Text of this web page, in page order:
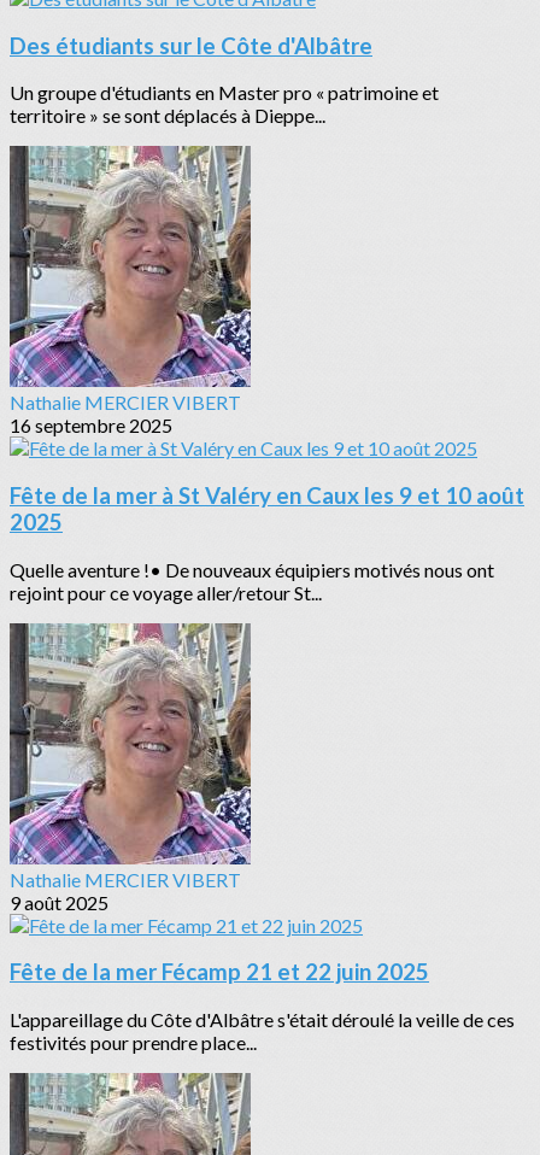
Des étudiants sur le Côte d'Albâtre
Un groupe d'étudiants en Master pro « patrimoine et
territoire » se sont déplacés à Dieppe...
Nathalie MERCIER VIBERT
16 septembre 2025
Fête de la mer à St Valéry en Caux les 9 et 10 août
2025
Quelle aventure !• De nouveaux équipiers motivés nous ont
rejoint pour ce voyage aller/retour St...
Nathalie MERCIER VIBERT
9 août 2025
Fête de la mer Fécamp 21 et 22 juin 2025
L'appareillage du Côte d'Albâtre s'était déroulé la veille de ces
festivités pour prendre place...